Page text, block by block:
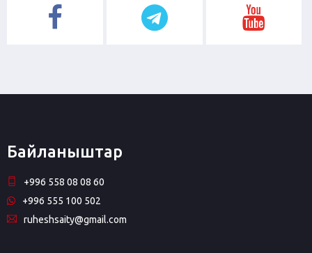
Байланыштар
+996 558 08 08 60
+996 555 100 502
ruheshsaity@gmail.com